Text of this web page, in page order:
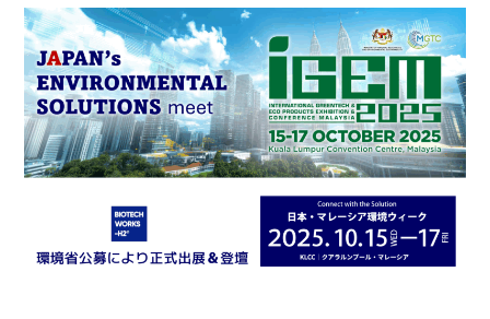
採用情報
事業一覧・技術紹介
ビジネスモデル
廃棄物水素転換プロセス